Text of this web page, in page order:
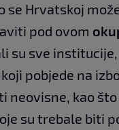
se Hrvatskoj
pod ovom
su sve
pobjede na
neovisne, kao
su trebale biti